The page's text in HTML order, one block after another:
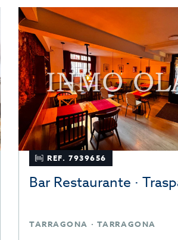
REF. 6626967
Restaurante · Traspaso
TERRASSA · BARCELONA